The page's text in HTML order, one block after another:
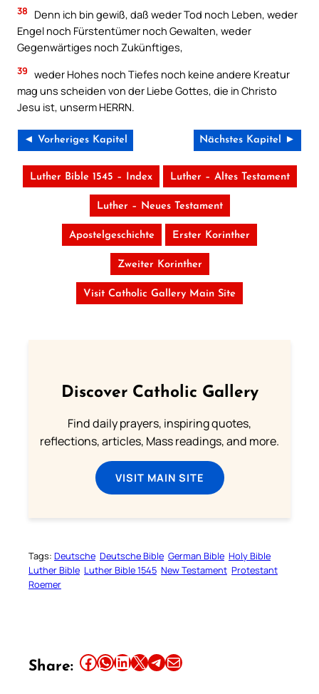
38
Denn ich bin gewiß, daß weder Tod noch Leben, weder
Engel noch Fürstentümer noch Gewalten, weder
Gegenwärtiges noch Zukünftiges,
39 weder Hohes noch Tiefes noch keine andere Kreatur
mag uns scheiden von der Liebe Gottes, die in Christo
Jesu ist, unserm HERRN.
◄ Vorheriges Kapitel Nächstes Kapitel ►
Luther Bible 1545 – Index Luther – Altes Testament
Luther – Neues Testament
Apostelgeschichte Erster Korinther
Zweiter Korinther
Visit Catholic Gallery Main Site
Discover Catholic Gallery
Find daily prayers, inspiring quotes,
reflections, articles, Mass readings, and more.
VISIT MAIN SITE
Tags: Deutsche Deutsche Bible German Bible Holy Bible
Luther Bible Luther Bible 1545 New Testament Protestant
Roemer
Share: Share this article on Facebook Share this article on WhatsApp Share this article on LinkedIn Share this article on X Share this article on TelegramEmail this Article